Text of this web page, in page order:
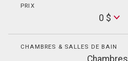
PRIX
0 $
CHAMBRES & SALLES DE BAIN
Chambres